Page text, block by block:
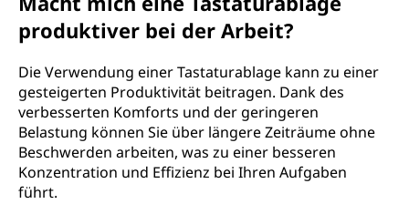
produktiver bei der Arbeit?
Die Verwendung einer Tastaturablage kann zu einer
gesteigerten Produktivität beitragen. Dank des
verbesserten Komforts und der geringeren
Belastung können Sie über längere Zeiträume ohne
Beschwerden arbeiten, was zu einer besseren
Konzentration und Effizienz bei Ihren Aufgaben
führt.